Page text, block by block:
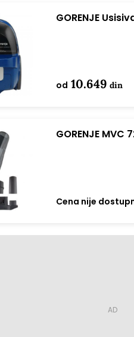
GORENJE
od 10.649 din
GORENJE MVC
Cena nije